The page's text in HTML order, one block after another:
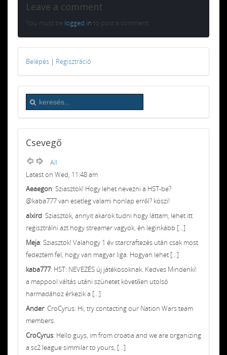
Leave a comment
You must be logged in to post a comment.
Belépés | Regisztráció
Csevegő
All
Latest on Wed, 11:48 am
Aeaegon: Sziasztok! Hogy lehet nevezni a HST-be?
@kaba777 van esetleg valami honlap erről? köszi!
alxird: Sziasztok, annyit akarok tudni hogy láttam, lehet itt
regisztrálni azt hogy streamer vagyok, én leginkább [...]
Meja: Sziasztok! Valahogy 1 év starcraftezés után csak most
fedeztem fel, hogy van magyar liga. Hogyan lehet [...]
kaba777: HST: NEVEZÉS új játékosoknak. Kedves Mindenki!
a mappool váltás utáni szünetet követően utolsó
harmadához érkezik a [...]
Ander: CroCyrus: Hi, try contacting our Nation Wars team
members.
CroCyrus: Hello guys, im from croatia and we are organizing
a sc2 league simmilar to yours, [...]